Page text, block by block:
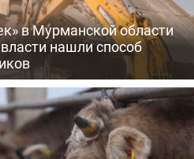
в Мурманской области
нашли способ